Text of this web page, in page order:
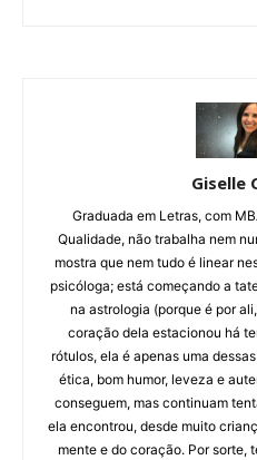
Giselle
Graduada em Letras, com
Qualidade, não trabalha nem
mostra que nem tudo é linear
psicóloga; está começando a
na astrologia (porque é por
coração dela estacionou há
rótulos, ela é apenas uma
ética, bom humor, leveza e
conseguem, mas continuam
ela encontrou, desde muito
mente e do coração. Por sorte,